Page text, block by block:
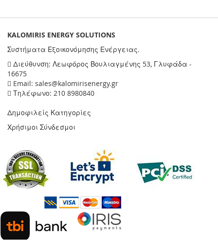
KALOMIRIS ENERGY SOLUTIONS
Συστήματα Εξοικονόμησης Ενέργειας.
Διεύθυνση: Λεωφόρος Βουλιαγμένης 53, Γλυφάδα -
16675
Email: sales@kalomirisenergy.gr
Τηλέφωνο: 210 8980840
Δημοφιλείς Κατηγορίες
Χρήσιμοι Σύνδεσμοι